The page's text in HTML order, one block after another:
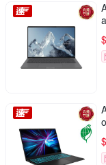
$
$